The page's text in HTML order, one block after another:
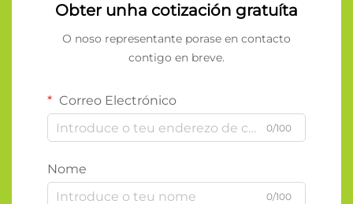
Obter unha cotización gratuíta
O noso representante porase en contacto
contigo en breve.
Correo Electrónico
0/100
Nome
0/100